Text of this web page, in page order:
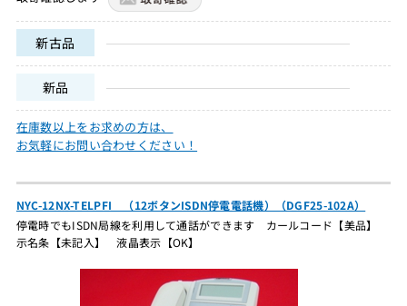
新古品
新品
在庫数以上をお求めの方は、
お気軽にお問い合わせください！
NYC-12NX-TELPFI （12ボタンISDN停電電話機）（DGF25-102A）
停電時でもISDN局線を利用して通話ができます カールコード【美品】
示名条【未記入】 液晶表示【OK】